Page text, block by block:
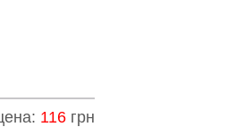
116 грн